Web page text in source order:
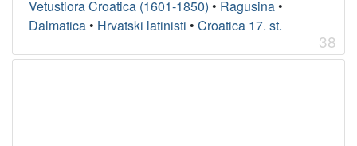
Vetustiora Croatica (1601-1850) • Ragusina •
Dalmatica • Hrvatski latinisti • Croatica 17. st.
38